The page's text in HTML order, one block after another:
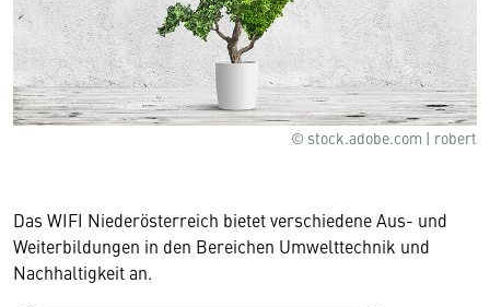
© stock.adobe.com | robert
Das WIFI Niederösterreich bietet verschiedene Aus- und
Weiterbildungen in den Bereichen Umwelttechnik und
Nachhaltigkeit an.